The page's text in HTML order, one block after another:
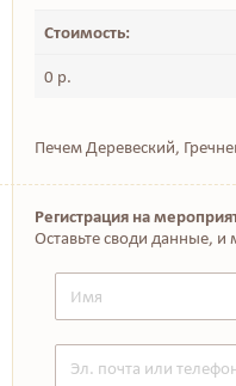
Стоимость:
0 р.
Печем Деревеский,
Регистрация на
Оставьте своди данные,